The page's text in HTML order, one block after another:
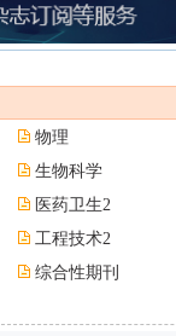
物理
生物科学
医药卫生2
工程技术2
综合性期刊